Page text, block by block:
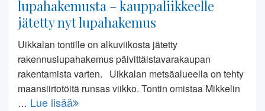
lupahakemusta – kauppaliikkeelle
jätetty nyt lupahakemus
Uikkalan tontille on alkuviikosta jätetty
rakennuslupahakemus päivittäistavarakaupan
rakentamista varten. Uikkalan metsäalueella on tehty
maansiirtotöitä runsas viikko. Tontin omistaa Mikkelin
… Lue lisää